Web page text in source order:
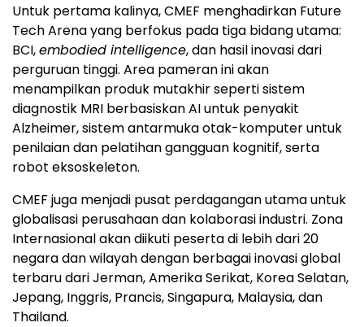
Untuk pertama kalinya, CMEF menghadirkan Future
Tech Arena yang berfokus pada tiga bidang utama:
BCI,embodied intelligence, dan hasil inovasi dari
perguruan tinggi. Area pameran ini akan
menampilkan produk mutakhir seperti sistem
diagnostik MRI berbasiskan AI untuk penyakit
Alzheimer, sistem antarmuka otak-komputer untuk
penilaian dan pelatihan gangguan kognitif, serta
robot eksoskeleton.
CMEF juga menjadi pusat perdagangan utama untuk
globalisasi perusahaan dan kolaborasi industri. Zona
Internasional akan diikuti peserta di lebih dari 20
negara dan wilayah dengan berbagai inovasi global
terbaru dari Jerman, Amerika Serikat, Korea Selatan,
Jepang, Inggris, Prancis, Singapura, Malaysia, dan
Thailand.